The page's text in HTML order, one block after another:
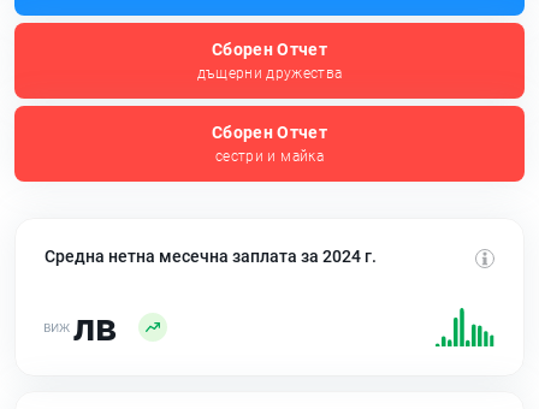
Сборен Отчет
дъщерни дружества
Сборен Отчет
сестри и майка
Средна нетна месечна заплата за 2024 г.
лв